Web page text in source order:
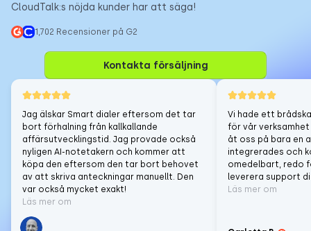
CloudTalk:s nöjda kunder har att säga!
1,702 Recensioner på G2
Kontakta försäljning
Jag älskar Smart dialer eftersom det tar
bort förhalning från kallkallande
affärsutvecklingstid. Jag provade också
nyligen AI-notetakern och kommer att
köpa den eftersom den tar bort behovet
av att skriva anteckningar manuellt. Den
var också mycket exakt!
Läs mer om
Vi hade ett
för vår
åt oss på bara en
integrerades och
omedelbart, redo
leverera support
Läs mer om